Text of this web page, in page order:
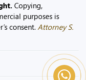
Copying,
purposes is
consent. Attorney S.